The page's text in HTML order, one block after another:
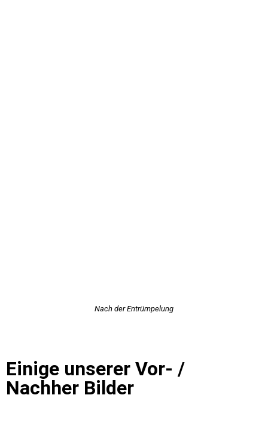
Nach der Entrümpelung
Einige unserer Vor- /
Nachher Bilder